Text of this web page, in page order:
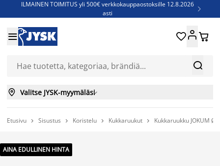
ILMAINEN TOIMITUS yli 500€ verkkokauppaostoksille 12.8.2026
asti

Jenkkisänkyjä - Säästä jopa 60%


 
 Valitse JYSK-myymäläsi
Etusivu  Sisustus  Koristelu  Kukkaruukut  Kukkaruukku JOKUM
AINA EDULLINEN HINTA